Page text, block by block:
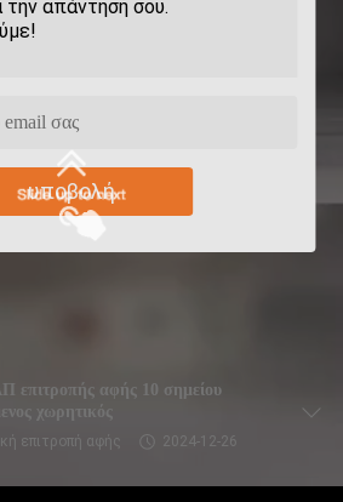
υποβολή
επιτροπής αφής 10 σημείου
χωρητικός
επιτροπή αφής 2024-12-26